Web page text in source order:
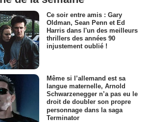
Ce soir entre amis : Gary
Oldman, Sean Penn et Ed
Harris dans l'un des meilleurs
thrillers des années 90
injustement oublié !
Même si l’allemand est sa
langue maternelle, Arnold
Schwarzenegger n’a pas eu le
droit de doubler son propre
personnage dans la saga
Terminator